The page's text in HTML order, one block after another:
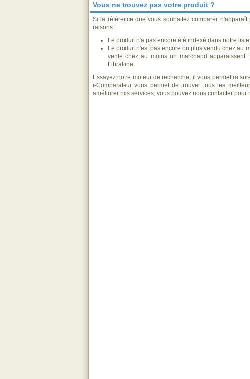
Vous ne trouvez pas votre produit ?
Si la référence que vous souhaitez comparer
raisons :
Le produit n'a pas encore été indexé dans notre
Le produit n'est pas encore ou plus vendu chez au
vente chez au moins un marchand
Libratone
Essayez notre moteur de recherche, il vous permettra
i-Comparateur vous permet de trouver tous les
améliorer nos services, vous pouvez nous contacter pour